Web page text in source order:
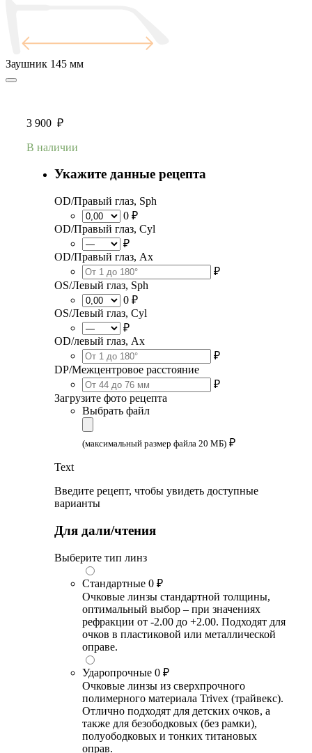
Заушник 145 мм
3 900 ₽
В наличии
Укажите данные рецепта
OD/Правый глаз, Sph
0 ₽
OD/Правый глаз, Cyl
₽
OD/Правый глаз, Ax
₽
OS/Левый глаз, Sph
0 ₽
OS/Левый глаз, Cyl
₽
OD/левый глаз, Ax
₽
DP/Межцентровое расстояние
₽
Загрузите фото рецепта
Выбрать файл
(максимальный размер файла 20 МБ) ₽
Text
Введите рецепт, чтобы увидеть доступные
варианты
Для дали/чтения
Выберите тип линз
Стандартные 0 ₽
Очковые линзы стандартной толщины,
оптимальный выбор – при значениях
рефракции от -2.00 до +2.00. Подходят для
очков в пластиковой или металлической
оправе.
Ударопрочные 0 ₽
Очковые линзы из сверхпрочного
полимерного материала Trivex (трайвекс).
Отлично подходят для детских очков, а
также для безободковых (без рамки),
полуободковых и тонких титановых
оправ.